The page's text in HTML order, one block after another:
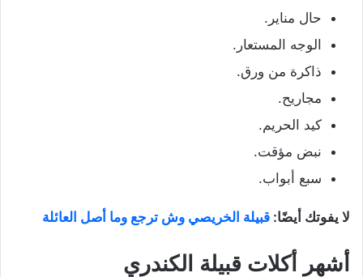
حال مناير.
الوجه المستعار.
ذاكرة من ورق.
مجاريح.
كيد الحريم.
نبض مؤقت.
سبع أبواب.
لا يفوتك أيضًا: قبيلة الخريصي وش ترجع وما أصل العائلة
أشهر أكلات قبيلة الكندري